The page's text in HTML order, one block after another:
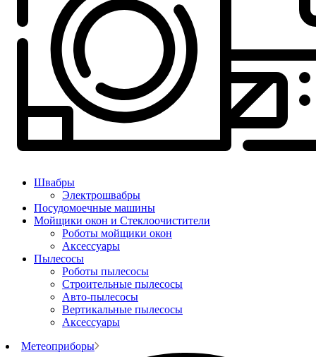
Швабры
Электрошвабры
Посудомоечные машины
Мойщики окон и Стеклоочистители
Роботы мойщики окон
Аксессуары
Пылесосы
Роботы пылесосы
Строительные пылесосы
Авто-пылесосы
Вертикальные пылесосы
Аксессуары
Метеоприборы